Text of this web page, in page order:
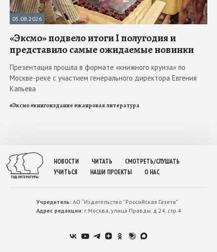
05.08.2026
«Эксмо» подвело итоги I полугодия и
представило самые ожидаемые новинки
Презентация прошла в формате «книжного круиза» по
Москве-реке с участием генерального директора Евгения
Капьева
#Эксмо#книгоиздание#жанровая литература
НОВОСТИ ЧИТАТЬ
СМОТРЕТЬ/СЛУШАТЬ
УЧИТЬСЯ
НАШИ ПРОЕКТЫ О НАС
Учредитель:АО “Издательство ”Российская Газета”
Адрес редакции:г.Москва, улица Правды. д.24, стр.4